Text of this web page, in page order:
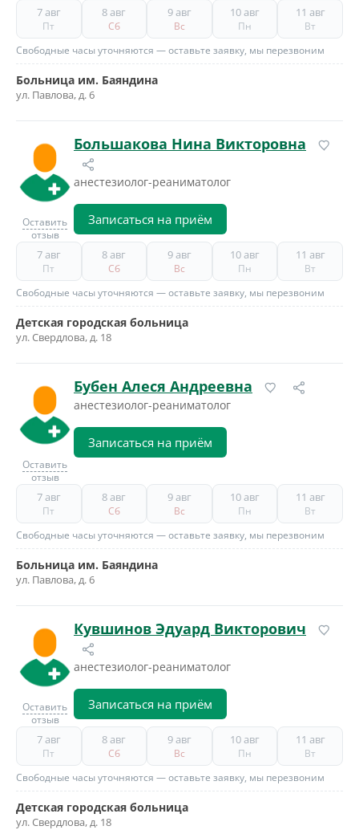
7 авг
Пт
8 авг
Сб
9 авг
Вс
10 авг
Пн
11 авг
Вт
Свободные часы уточняются — оставьте заявку, мы перезвоним
Больница им. Баяндина
ул. Павлова, д. 6
Оставить
отзыв
Большакова Нина Викторовна
анестезиолог-реаниматолог
Записаться на приём
7 авг
Пт
8 авг
Сб
9 авг
Вс
10 авг
Пн
11 авг
Вт
Свободные часы уточняются — оставьте заявку, мы перезвоним
Детская городская больница
ул. Свердлова, д. 18
Оставить
отзыв
Бубен Алеся Андреевна
анестезиолог-реаниматолог
Записаться на приём
7 авг
Пт
8 авг
Сб
9 авг
Вс
10 авг
Пн
11 авг
Вт
Свободные часы уточняются — оставьте заявку, мы перезвоним
Больница им. Баяндина
ул. Павлова, д. 6
Оставить
отзыв
Кувшинов Эдуард Викторович
анестезиолог-реаниматолог
Записаться на приём
7 авг
Пт
8 авг
Сб
9 авг
Вс
10 авг
Пн
11 авг
Вт
Свободные часы уточняются — оставьте заявку, мы перезвоним
Детская городская больница
ул. Свердлова, д. 18